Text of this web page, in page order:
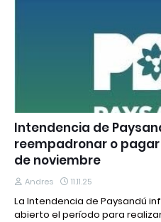
Intendencia de
reempadronar o
de noviembre
Andres 11.11.25
La Intendencia de Paysandú
abierto el período para